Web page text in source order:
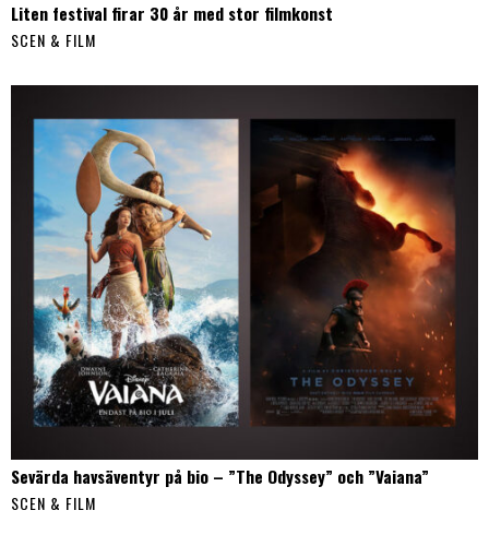
Liten festival firar 30 år med stor filmkonst
SCEN & FILM
Sevärda havsäventyr på bio – ”The Odyssey” och ”Vaiana”
SCEN & FILM